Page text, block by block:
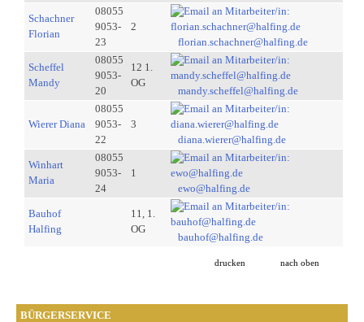
BÜRGERSERVICE
Schachner
Florian
08055
9053-
23
2
florian.schachner@halfing.de
Scheffel
Mandy
08055
9053-
20
12 1.
OG
mandy.scheffel@halfing.de
Wierer Diana
08055
9053-
22
3
diana.wierer@halfing.de
Winhart
Maria
08055
9053-
24
1
ewo@halfing.de
Bauhof
Halfing
11, 1.
OG
bauhof@halfing.de
drucken nach oben